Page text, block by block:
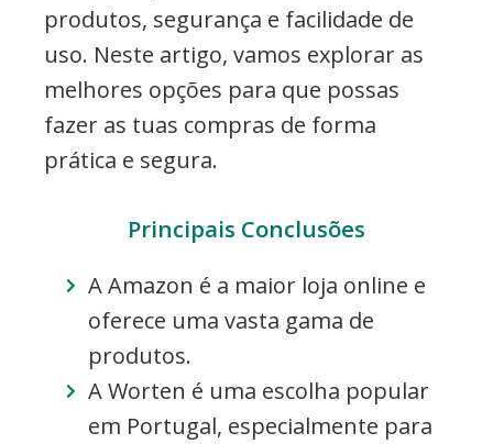
produtos, segurança e facilidade de
uso. Neste artigo, vamos explorar as
melhores opções para que possas
fazer as tuas compras de forma
prática e segura.
Principais Conclusões
A Amazon é a maior loja online e
oferece uma vasta gama de
produtos.
A Worten é uma escolha popular
em Portugal, especialmente para